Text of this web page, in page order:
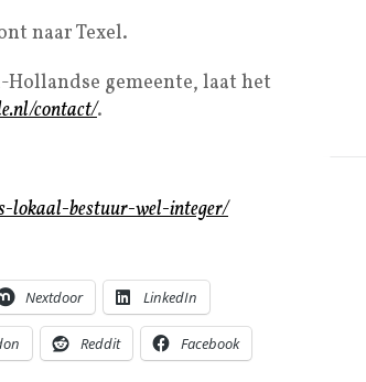
naar Texel.
gemeente, laat het
contact/.
lokaal-bestuur-wel-integer/
Nextdoor LinkedIn
Reddit Facebook